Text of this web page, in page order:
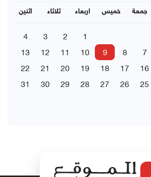
اثنين ثلاثاء اربعاء خميس جمعة
1
2
3
4
7
8
9
10
11
12
13
16
17
18
19
20
21
22
25
26
27
28
29
30
31